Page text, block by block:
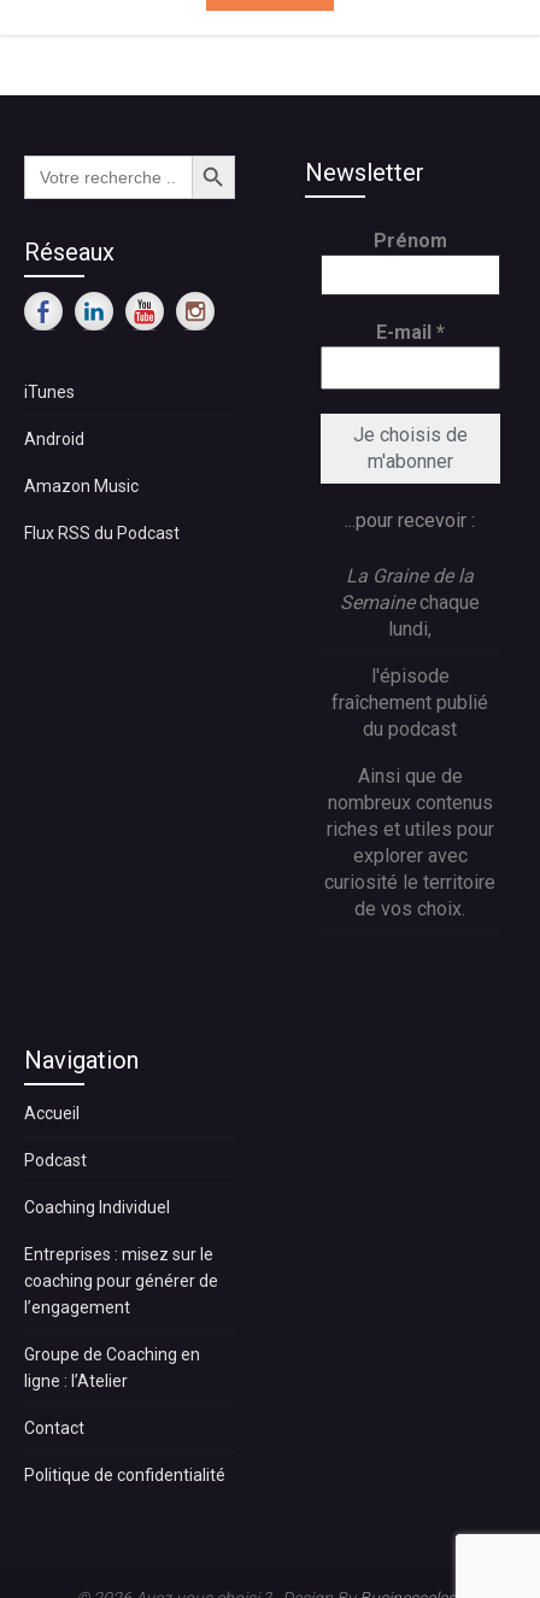
Search
for:
Search Button
Réseaux
iTunes
Android
Amazon Music
Flux RSS du Podcast
Newsletter
Prénom
E-mail *
...pour recevoir :
La Graine de la
Semainechaque
lundi,
l'épisode
fraîchement publié
du podcast
Ainsi que de
nombreux contenus
riches et utiles pour
explorer avec
curiosité le territoire
de vos choix.
Navigation
Accueil
Podcast
Coaching Individuel
Entreprises : misez sur le
coaching pour générer de
l’engagement
Groupe de Coaching en
ligne : l’Atelier
Contact
Politique de confidentialité